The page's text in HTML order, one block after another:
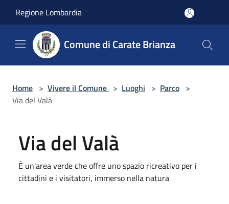
Regione Lombardia
Comune di Carate Brianza
Home > Vivere il Comune > Luoghi > Parco >
Via del Valà
Via del Valà
È un'area verde che offre uno spazio ricreativo per i
cittadini e i visitatori, immerso nella natura